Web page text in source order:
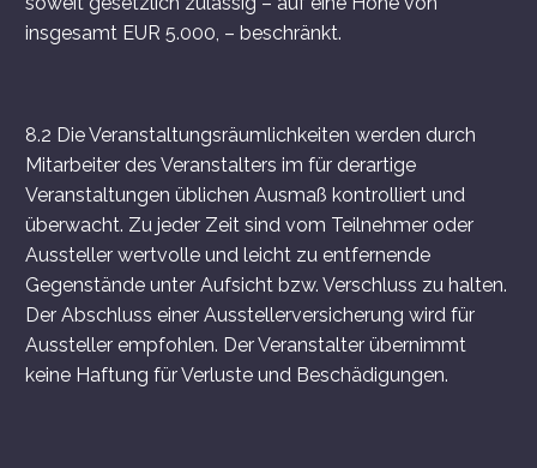
insgesamt EUR 5.000, – beschränkt.
8.2 Die Veranstaltungsräumlichkeiten werden durch
Mitarbeiter des Veranstalters im für derartige
Veranstaltungen üblichen Ausmaß kontrolliert und
überwacht. Zu jeder Zeit sind vom Teilnehmer oder
Aussteller wertvolle und leicht zu entfernende
Gegenstände unter Aufsicht bzw. Verschluss zu halten.
Der Abschluss einer Ausstellerversicherung wird für
Aussteller empfohlen. Der Veranstalter übernimmt
keine Haftung für Verluste und Beschädigungen.